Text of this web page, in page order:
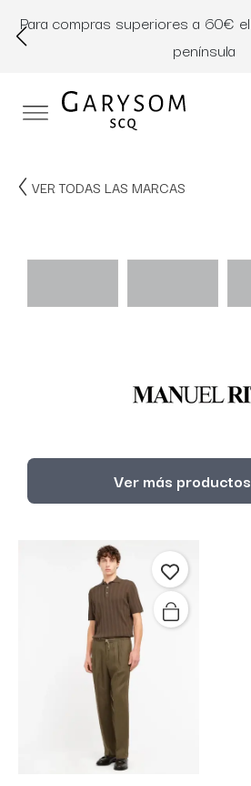
Para compras superiores a 60€
península
VER TODAS LAS MARCAS
Ver más